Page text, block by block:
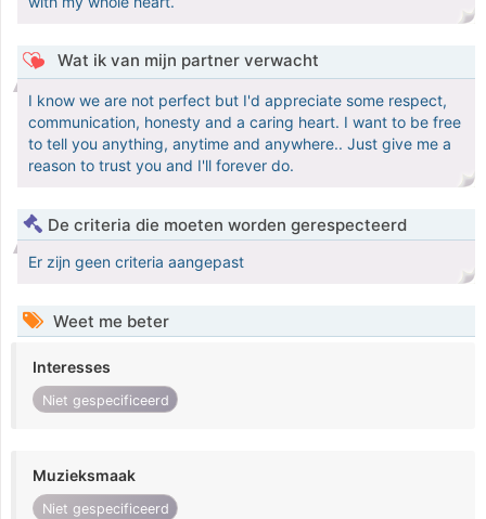
Wat ik van mijn partner verwacht
I know we are not perfect but I'd appreciate some respect,
communication, honesty and a caring heart. I want to be free
to tell you anything, anytime and anywhere.. Just give me a
reason to trust you and I'll forever do.
De criteria die moeten worden gerespecteerd
Er zijn geen criteria aangepast
Weet me beter
Interesses
Niet gespecificeerd
Muzieksmaak
Niet gespecificeerd